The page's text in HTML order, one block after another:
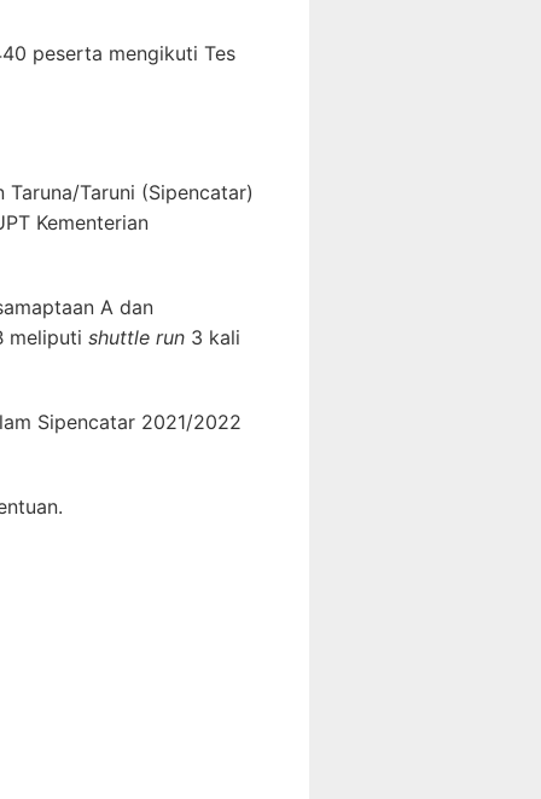
peserta mengikuti Tes
Taruni (Sipencatar)
Kementerian
A dan
meliputi shuttle run 3 kali
Sipencatar 2021/2022